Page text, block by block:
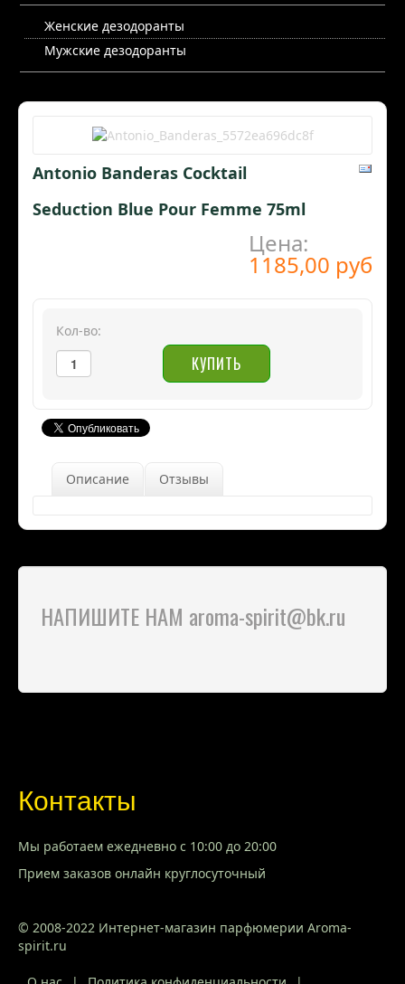
Женские дезодоранты
Мужские дезодоранты
Antonio Banderas Cocktail
Seduction Blue Pour Femme 75ml
Цена:
1185,00 руб
Кол-во:
Описание Отзывы
НАПИШИТЕ НАМ aroma-spirit@bk.ru
Контакты
Мы работаем ежедневно с 10:00 до 20:00
Прием заказов онлайн круглосуточный
© 2008-2022 Интернет-магазин парфюмерии Aroma-
spirit.ru